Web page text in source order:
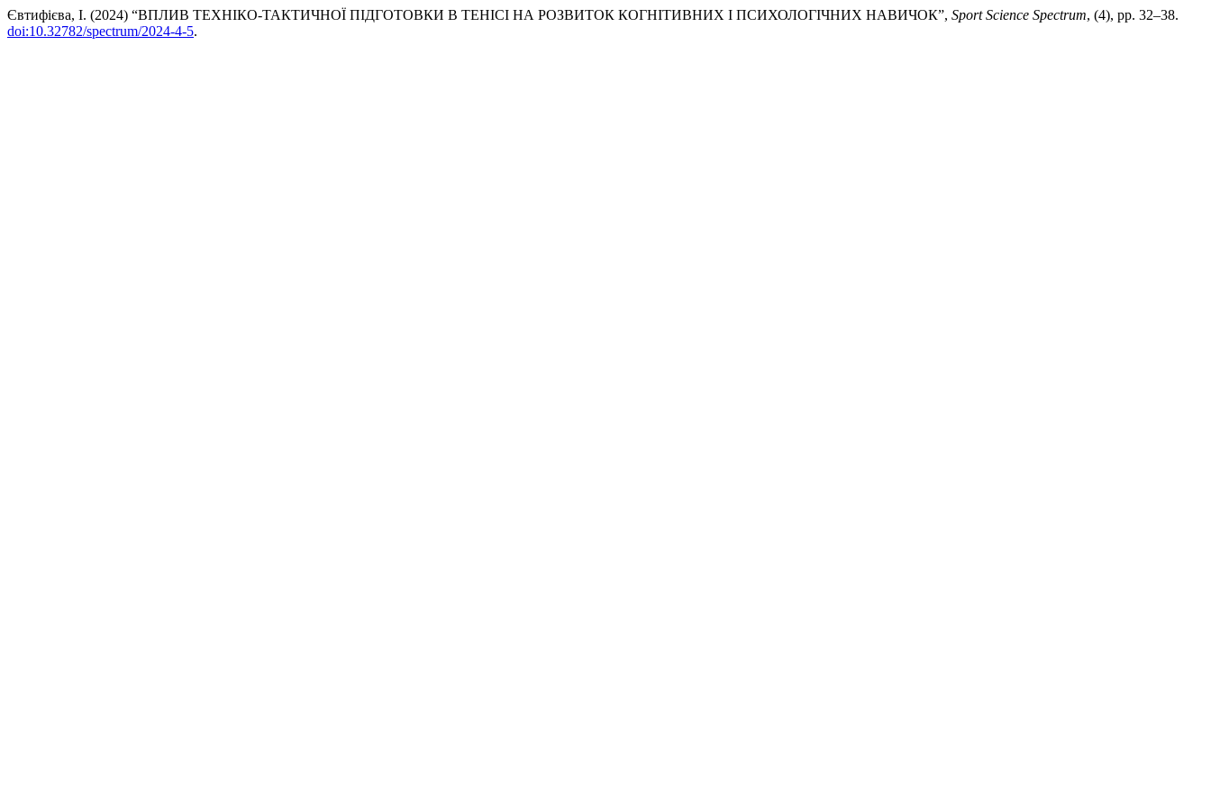
Євтифієва, І. (2024) “ВПЛИВ ТЕХНІКО-ТАКТИЧНОЇ ПІДГОТОВКИ В ТЕНІСІ НА РОЗВИТОК КОГНІТИВНИХ І ПСИХОЛОГІЧНИХ НАВИЧОК”, Sport Science Spectrum, (4), pp. 32–38.
doi:10.32782/spectrum/2024-4-5.